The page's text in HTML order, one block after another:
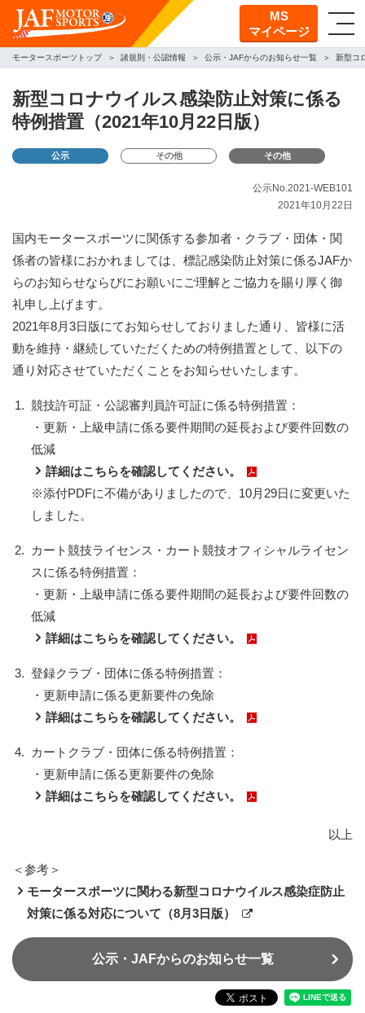
MS
マイページ
モータースポーツトップ 諸規則・公認情報 公示・JAFからのお知らせ一覧 新型コ
新型コロナウイルス感染防止対策に係る
特例措置（2021年10月22日版）
公示 その他 その他
公示No.2021-WEB101
2021年10月22日
国内モータースポーツに関係する参加者・クラブ・団体・関
係者の皆様におかれましては、標記感染防止対策に係るJAFか
らのお知らせならびにお願いにご理解とご協力を賜り厚く御
礼申し上げます。
2021年8月3日版にてお知らせしておりました通り、皆様に活
動を維持・継続していただくための特例措置として、以下の
通り対応させていただくことをお知らせいたします。
1. 競技許可証・公認審判員許可証に係る特例措置：
・更新・上級申請に係る要件期間の延長および要件回数の
低減
詳細はこちらを確認してください。
※添付PDFに不備がありましたので、10月29日に変更いた
しました。
2.
カート競技ライセンス・カート競技オフィシャルライセン
スに係る特例措置：
・更新・上級申請に係る要件期間の延長および要件回数の
低減
詳細はこちらを確認してください。
3. 登録クラブ・団体に係る特例措置：
・更新申請に係る更新要件の免除
詳細はこちらを確認してください。
4.
カートクラブ・団体に係る特例措置：
・更新申請に係る更新要件の免除
詳細はこちらを確認してください。
以上
＜参考＞
モータースポーツに関わる新型コロナウイルス感染症防止
対策に係る対応について（8月3日版）
公示・JAFからのお知らせ一覧